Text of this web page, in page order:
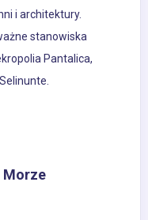
i architektury.
stanowiska
Pantalica,
Morze